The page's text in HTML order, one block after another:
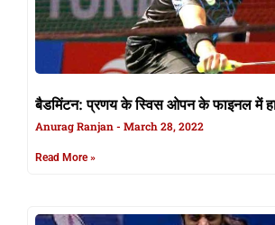
बैडमिंटन: प्रणय के स्विस ओपन के फाइनल में
Anurag Ranjan March 28, 2022
Read More »